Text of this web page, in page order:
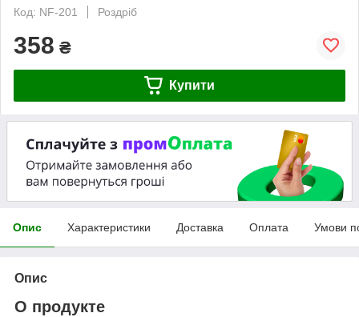
Код: NF-201
Роздріб
358 ₴
Купити
Опис Характеристики Доставка Оплата Умови
Опис
О продукте